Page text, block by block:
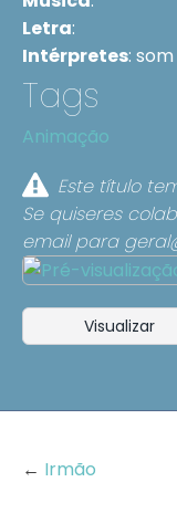
Letra:
Intérpretes:
Tags
Animação
Este título
Se quiseres
email para
Visualizar
← Irmão